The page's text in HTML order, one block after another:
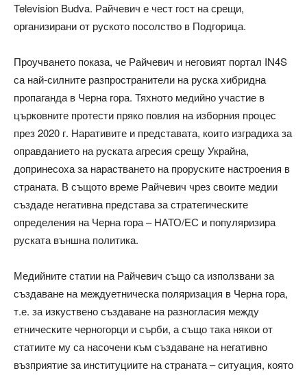
Television Budva. Райчевич е чест гост на срещи,
организирани от руското посолство в Подгорица.
Проучването показа, че Райчевич и неговият портал IN4S
са най-силните разпространители на руска хибридна
пропаганда в Черна гора. Тяхното медийно участие в
църковните протести пряко повлия на изборния процес
през 2020 г. Наративите и представата, които изградиха за
оправданието на руската агресия срещу Украйна,
допринесоха за нарастването на проруските настроения в
страната. В същото време Райчевич чрез своите медии
създаде негативна представа за стратегическите
определения на Черна гора – НАТО/ЕС и популяризира
руската външна политика.
Медийните статии на Райчевич също са използвани за
създаване на междуетническа поляризация в Черна гора,
т.е. за изкуствено създаване на разногласия между
етническите черногорци и сърби, а също така някои от
статиите му са насочени към създаване на негативно
възприятие за институциите на страната – ситуация, която